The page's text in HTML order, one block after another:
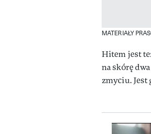
MATERIAŁY
Hitem jest
na skórę
zmyciu. Jest